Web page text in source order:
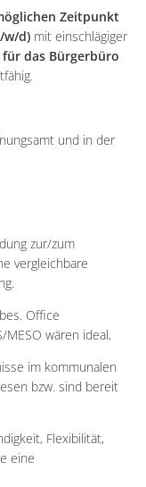
Zeitpunkt
w/d) mit einschlägiger
für das Bürgerbüro
und in der
zur/zum
vergleichbare
Office
MESO wären ideal,
im kommunalen
bzw. sind bereit
Flexibilität,
eine